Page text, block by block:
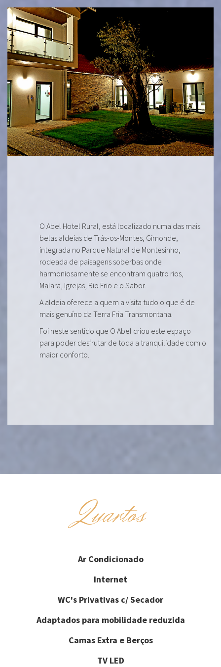
O Abel Hotel Rural, está localizado numa das mais
belas aldeias de Trás-os-Montes, Gimonde,
integrada no Parque Natural de Montesinho,
rodeada de paisagens soberbas onde
harmoniosamente se encontram quatro rios,
Malara, Igrejas, Rio Frio e o Sabor.
A aldeia oferece a quem a visita tudo o que é de
mais genuíno da Terra Fria Transmontana.
Foi neste sentido que O Abel criou este espaço
para poder desfrutar de toda a tranquilidade com o
maior conforto.
Quartos
Ar Condicionado
Internet
WC's Privativas c/ Secador
Adaptados para mobilidade reduzida
Camas Extra e Berços
TV LED